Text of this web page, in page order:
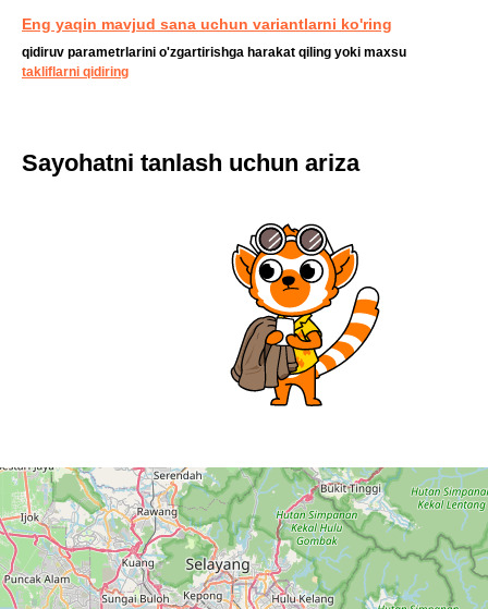
Eng yaqin mavjud sana uchun variantlarni ko'ring
qidiruv parametrlarini o'zgartirishga harakat qiling yoki maxsu
takliflarni qidiring
Sayohatni tanlash uchun ariza